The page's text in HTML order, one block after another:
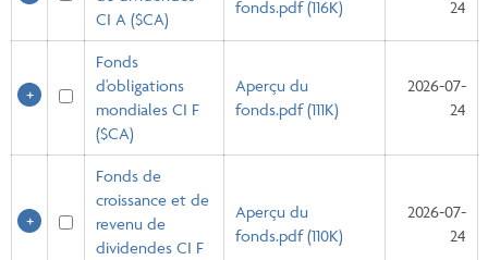
CI A ($CA)
fonds.pdf (116K)
24
Fonds
d'obligations
mondiales CI F
($CA)
Aperçu du
fonds.pdf (111K)
2026-07-
24
Fonds de
croissance et de
revenu de
dividendes CI F
Aperçu du
fonds.pdf (110K)
2026-07-
24